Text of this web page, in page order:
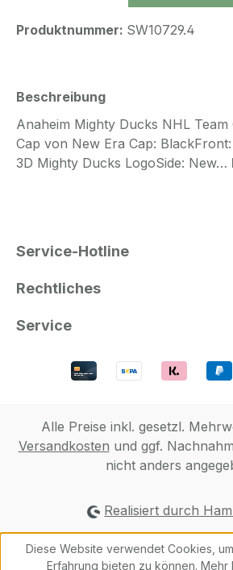
Produktnummer: SW10729.4
Beschreibung
Anaheim Mighty Ducks NHL Team
Cap von New Era Cap:
3D Mighty Ducks LogoSide: New…
Service-Hotline
Rechtliches
Service
Alle Preise inkl. gesetzl.
Versandkosten und ggf.
nicht anders
Realisiert durch
Diese Website verwendet Cookies,
Erfahrung bieten zu können. Mehr